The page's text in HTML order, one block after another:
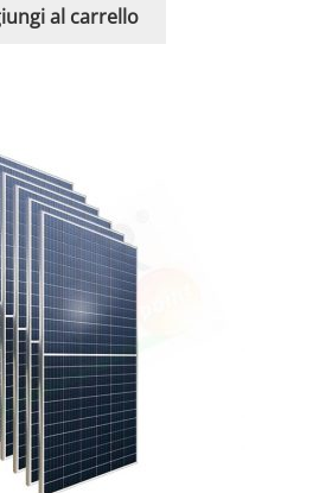
al carrello